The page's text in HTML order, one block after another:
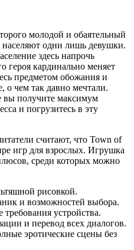
молодой и обаятельный
населяют одни лишь девушки.
здесь напрочь
героя кардинально меняет
предметом обожания и
о чем так давно мечтали.
вы получите максимум
и погрузитесь в эту
считают, что Town of
игр для взрослых. Игрушка
среди которых можно
рисовкой.
и возможностей выбора.
устройства.
и перевод всех диалогов.
эротические сцены без